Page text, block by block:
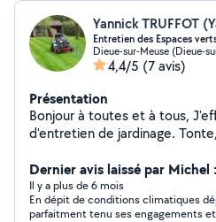
Yannick TRUFFOT
Entretien des Espaces
Dieue-sur-Meuse (Dieue-
4,4/5 (7 avis)
Présentation
Bonjour à toutes et à tous, J'effectue des travaux
d'entretien de jardinage.
un message. Merci
Dernier avis laissé par Michel
Il y a plus de 6 mois
En dépit de conditions climatiques
parfaitment tenu ses engagements